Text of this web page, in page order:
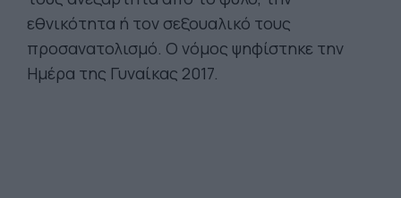
εθνικότητα ή τον σεξουαλικό τους
προσανατολισμό. Ο νόμος ψηφίστηκε την
Ημέρα της Γυναίκας 2017.